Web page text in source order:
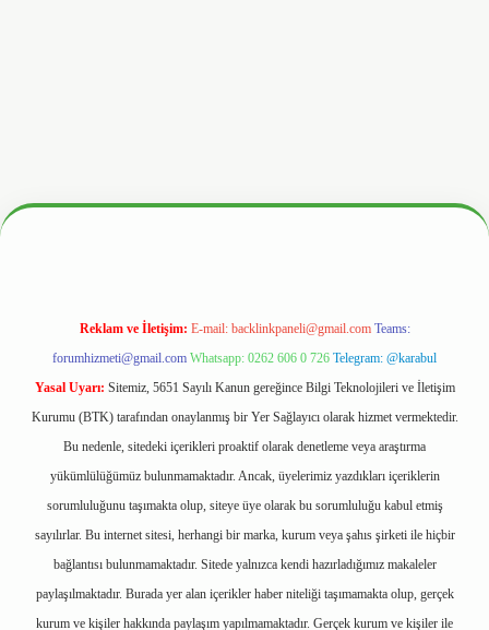
Reklam ve İletişim: E-mail: backlinkpaneli@gmail.com Teams:
forumhizmeti@gmail.com Whatsapp: 0262 606 0 726 Telegram: @karabul
Yasal Uyarı: Sitemiz, 5651 Sayılı Kanun gereğince Bilgi Teknolojileri ve İletişim
Kurumu (BTK) tarafından onaylanmış bir Yer Sağlayıcı olarak hizmet vermektedir.
Bu nedenle, sitedeki içerikleri proaktif olarak denetleme veya araştırma
yükümlülüğümüz bulunmamaktadır. Ancak, üyelerimiz yazdıkları içeriklerin
sorumluluğunu taşımakta olup, siteye üye olarak bu sorumluluğu kabul etmiş
sayılırlar. Bu internet sitesi, herhangi bir marka, kurum veya şahıs şirketi ile hiçbir
bağlantısı bulunmamaktadır. Sitede yalnızca kendi hazırladığımız makaleler
paylaşılmaktadır. Burada yer alan içerikler haber niteliği taşımamakta olup, gerçek
kurum ve kişiler hakkında paylaşım yapılmamaktadır. Gerçek kurum ve kişiler ile